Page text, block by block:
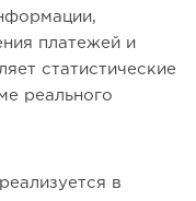
платежей и
статистические
реального
в